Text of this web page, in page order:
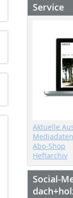
Service
Aktuelle
Mediadaten
Abo-Shop
Heftarchiv
Social-